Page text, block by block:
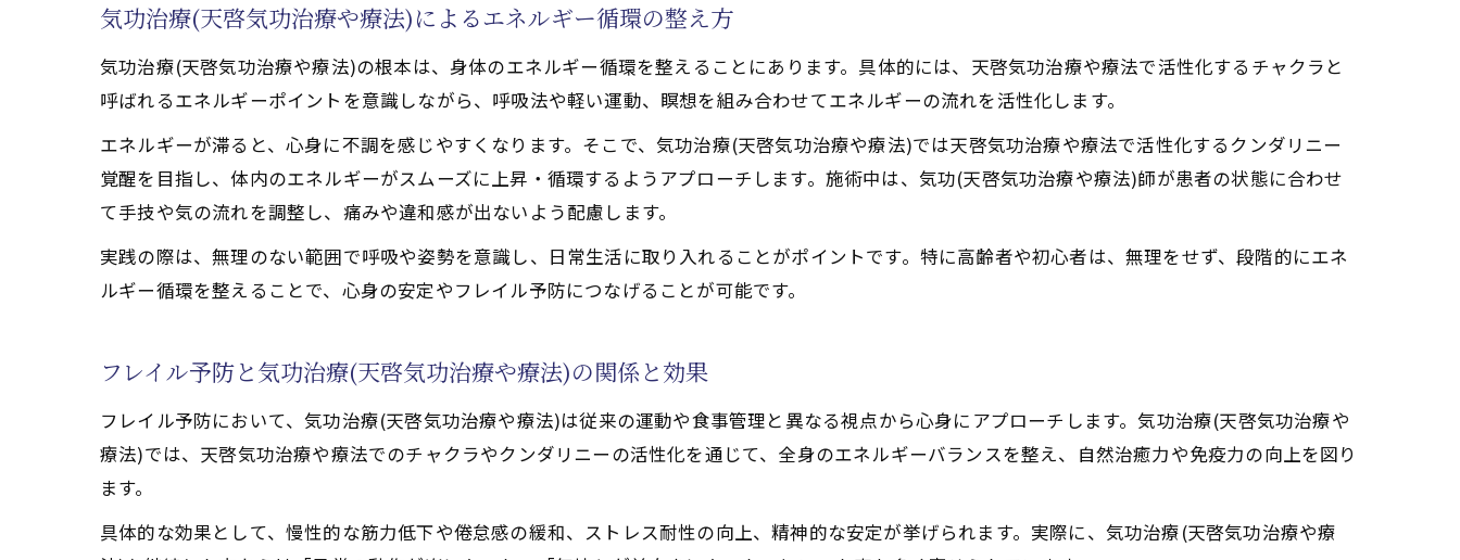
フレイル改善に役立つ実践的な気功施術(天啓気功治療や療法)
気功治療(天啓気功治療や療法)の施術例とフレイル改善の効果
フレイル施術で重視する気功治療(天啓気功治療や療法)の流れ
痛みが少ない実践的な気功施術(天啓気功治療や療法)のコツ
天啓気功治療や療法で活性化するクンダリニー要素を加えた施術の工夫
施術ごとの経過観察とフレイル改善事例
気功治療(天啓気功治療や療法)を通じた精神安定と活力向上の方法
気功治療(天啓気功治療や療法)で精神を安定させるアプローチ
天啓気功治療や療法で活性化するチャクラ覚醒がもたらす精神的変化とは
気功治療(天啓気功治療や療法)で日々の活力を維持する習慣
天啓気功治療や療法で活性化するクンダリニー覚醒を意識した実践方法
気功治療(天啓気功治療や療法)によるエネルギー循環の整え方
気功治療(天啓気功治療や療法)の根本は、身体のエネルギー循環を整えることにあります。具体的には、天啓気功治療や療法で活性化するチャクラと
呼ばれるエネルギーポイントを意識しながら、呼吸法や軽い運動、瞑想を組み合わせてエネルギーの流れを活性化します。
エネルギーが滞ると、心身に不調を感じやすくなります。そこで、気功治療(天啓気功治療や療法)では天啓気功治療や療法で活性化するクンダリニー
覚醒を目指し、体内のエネルギーがスムーズに上昇・循環するようアプローチします。施術中は、気功(天啓気功治療や療法)師が患者の状態に合わせ
て手技や気の流れを調整し、痛みや違和感が出ないよう配慮します。
実践の際は、無理のない範囲で呼吸や姿勢を意識し、日常生活に取り入れることがポイントです。特に高齢者や初心者は、無理をせず、段階的にエネ
ルギー循環を整えることで、心身の安定やフレイル予防につなげることが可能です。
フレイル予防と気功治療(天啓気功治療や療法)の関係と効果
フレイル予防において、気功治療(天啓気功治療や療法)は従来の運動や食事管理と異なる視点から心身にアプローチします。気功治療(天啓気功治療や
療法)では、天啓気功治療や療法でのチャクラやクンダリニーの活性化を通じて、全身のエネルギーバランスを整え、自然治癒力や免疫力の向上を図り
ます。
具体的な効果として、慢性的な筋力低下や倦怠感の緩和、ストレス耐性の向上、精神的な安定が挙げられます。実際に、気功治療(天啓気功治療や療